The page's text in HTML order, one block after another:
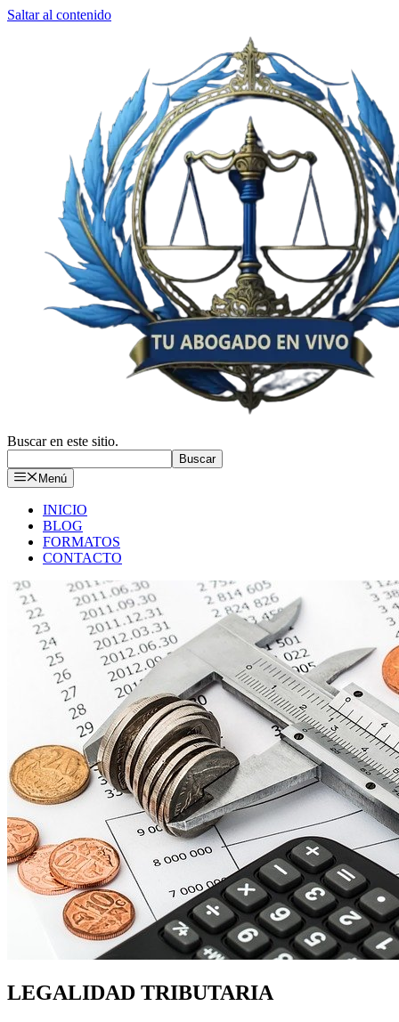
Saltar al contenido
Buscar en este sitio.
Buscar
Menú
INICIO
BLOG
FORMATOS
CONTACTO
LEGALIDAD TRIBUTARIA